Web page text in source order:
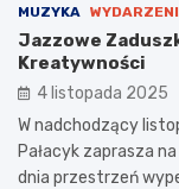
MUZYKA
Jazzowe
Kreatywności
4 listopada 2025
W nadchodzący
Pałacyk zaprasza
dnia przestrzeń